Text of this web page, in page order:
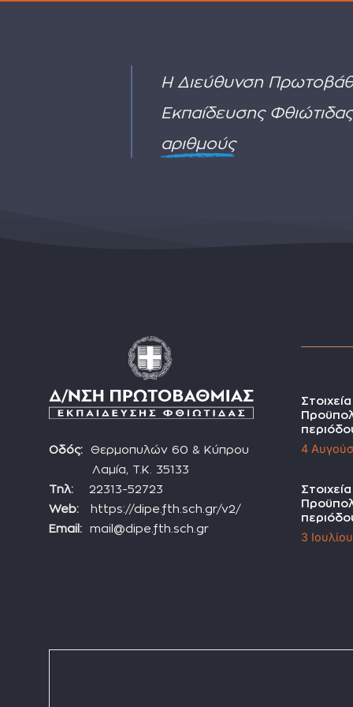
Η Διεύθυνση
Εκπαίδευσης
αριθμούς
Οδός: Θερμοπυλών 60 & Κύπρου
Λαμία, Τ.Κ. 35133
Τηλ: 22313-52723
Web: https://dipe.fth.sch.gr/v2/
Email: mail@dipe.fth.sch.gr
4
3